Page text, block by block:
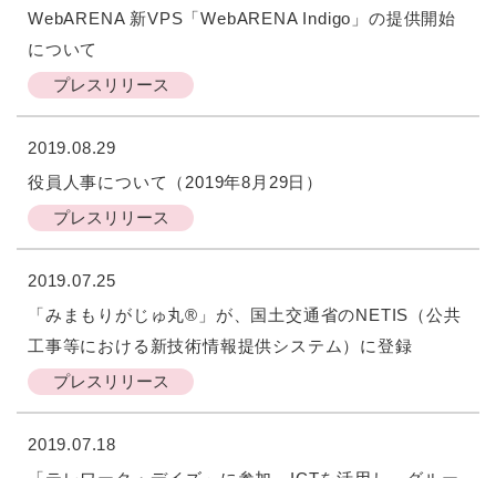
プレスリリース
WebARENA 新VPS「WebARENA Indigo」の提供開始
について
2019.08.29
プレスリリース
役員人事について（2019年8月29日）
2019.07.25
プレスリリース
「みまもりがじゅ丸®」が、国土交通省のNETIS（公共
工事等における新技術情報提供システム）に登録
2019.07.18